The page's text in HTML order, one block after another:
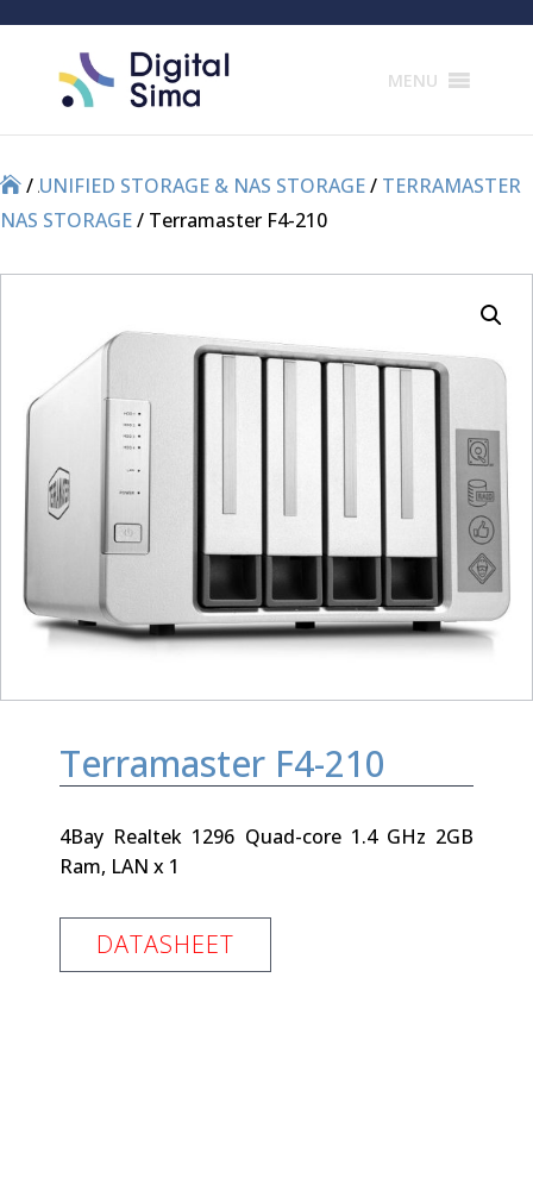
MENU
//
UNIFIED STORAGE & NAS STORAGE/ TERRAMASTER
NAS STORAGE/ Terramaster F4-210
Terramaster F4-210
4Bay Realtek 1296 Quad-core 1.4 GHz 2GB
Ram, LAN x 1
DATASHEET